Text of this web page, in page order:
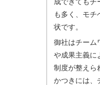
成できてもチ
も多く、モチ
状です。
御社はチーム
や成果主義に
制度が整えら
かつきには、